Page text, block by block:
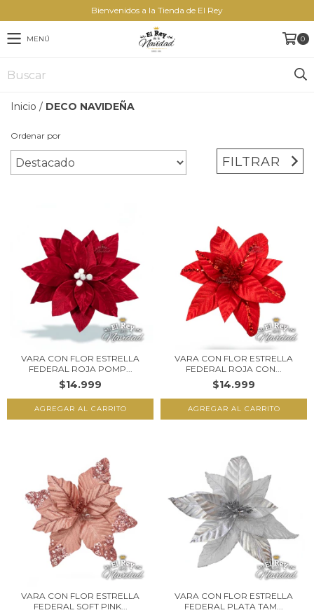
Bienvenidos a la Tienda de El Rey
MENÚ 0
Inicio / DECO NAVIDEÑA
Ordenar por
FILTRAR
VARA CON FLOR ESTRELLA
FEDERAL ROJA POMP...
$14.999
VARA CON FLOR ESTRELLA
FEDERAL ROJA CON...
$14.999
VARA CON FLOR ESTRELLA
FEDERAL SOFT PINK...
VARA CON FLOR ESTRELLA
FEDERAL PLATA TAM...